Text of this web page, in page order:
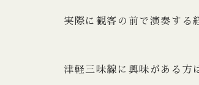
実際に観客の前で演奏する
津軽三味線に興味がある方